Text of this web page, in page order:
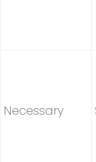
Necessary